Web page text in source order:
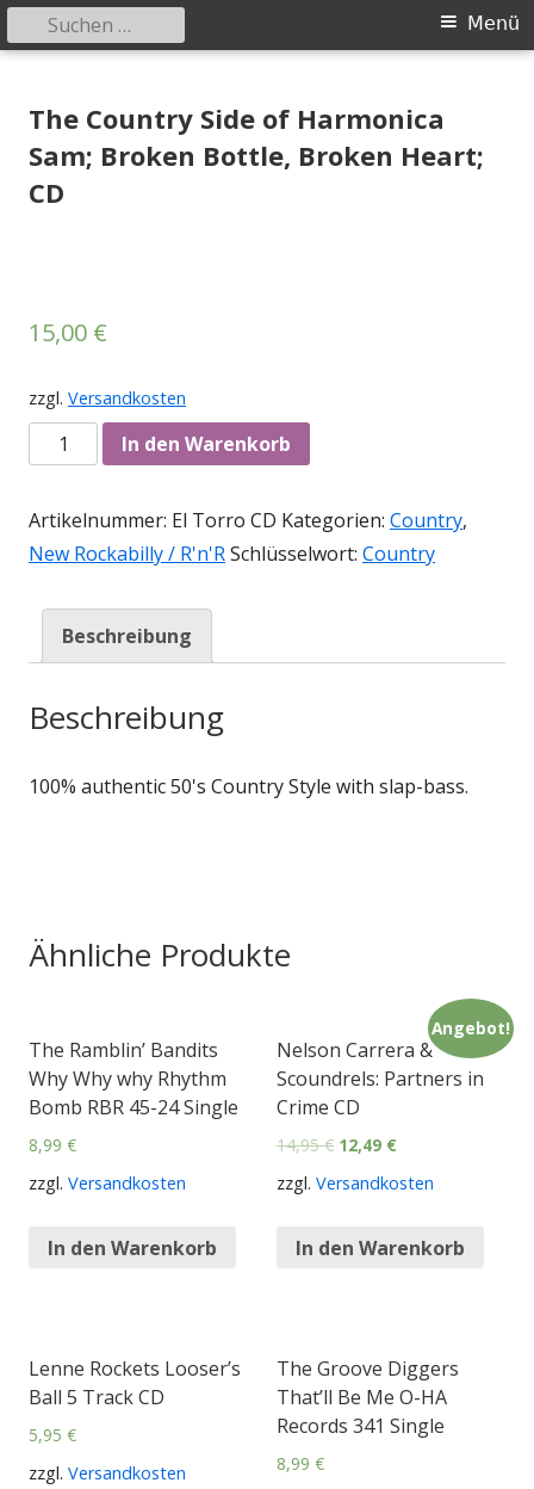
zum
Primäres
Menü
Suchen
nach:
The Country Side of Harmonica
Sam; Broken Bottle, Broken Heart;
CD
15,00 €
zzgl. Versandkosten
Anzahl In den Warenkorb
Artikelnummer: El Torro CD Kategorien: Country,
New Rockabilly / R'n'RSchlüsselwort: Country
Beschreibung
Beschreibung
100% authentic 50's Country Style with slap-bass.
Ähnliche Produkte
The Ramblin’ Bandits
Why Why why Rhythm
Bomb RBR 45-24 Single
8,99 €
zzgl. Versandkosten
In den Warenkorb
Angebot!
Nelson Carrera &
Scoundrels: Partners in
Crime CD
14,95€ 12,49 €
zzgl. Versandkosten
In den Warenkorb
Lenne Rockets Looser’s
Ball 5 Track CD
5,95 €
zzgl. Versandkosten
The Groove Diggers
That’ll Be Me O-HA
Records 341 Single
8,99 €